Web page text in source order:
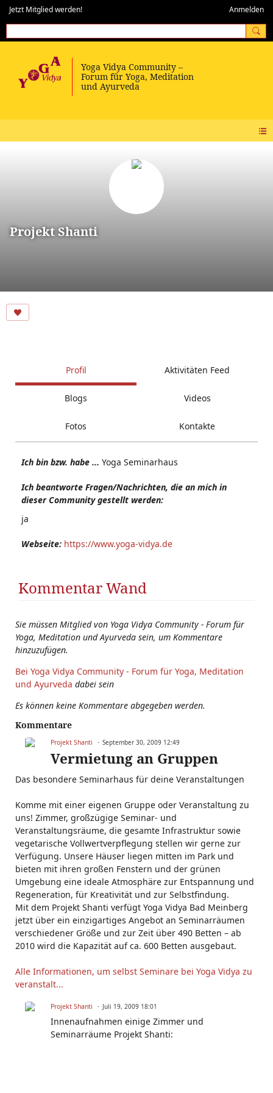
Jetzt Mitglied werden! Anmelden
Projekt Shanti
Profil Aktivitäten Feed
Blogs Videos
Fotos Kontakte
Ich bin bzw. habe ... Yoga Seminarhaus
Ich beantworte Fragen/Nachrichten, die an mich in
dieser Community gestellt werden:
ja
Webseite: https://www.yoga-vidya.de
Kommentar Wand
Sie müssen Mitglied von Yoga Vidya Community - Forum für
Yoga, Meditation und Ayurveda sein, um Kommentare
hinzuzufügen.
Bei Yoga Vidya Community - Forum für Yoga, Meditation
und Ayurveda dabei sein
Es können keine Kommentare abgegeben werden.
Kommentare
Projekt Shanti September 30, 2009 12:49
Vermietung an Gruppen
Das besondere Seminarhaus für deine Veranstaltungen
Komme mit einer eigenen Gruppe oder Veranstaltung zu
uns! Zimmer, großzügige Seminar- und
Veranstaltungsräume, die gesamte Infrastruktur sowie
vegetarische Vollwertverpflegung stellen wir gerne zur
Verfügung. Unsere Häuser liegen mitten im Park und
bieten mit ihren großen Fenstern und der grünen
Umgebung eine ideale Atmosphäre zur Entspannung und
Regeneration, für Kreativität und zur Selbstfindung.
Mit dem Projekt Shanti verfügt Yoga Vidya Bad Meinberg
jetzt über ein einzigartiges Angebot an Seminarräumen
verschiedener Größe und zur Zeit über 490 Betten – ab
2010 wird die Kapazität auf ca. 600 Betten ausgebaut.
Alle Informationen, um selbst Seminare bei Yoga Vidya zu
veranstalt...
Projekt Shanti Juli 19, 2009 18:01
Innenaufnahmen einige Zimmer und
Seminarräume Projekt Shanti: